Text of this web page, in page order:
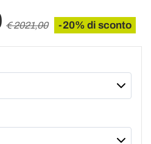
€ 2021,00 -20% di sconto